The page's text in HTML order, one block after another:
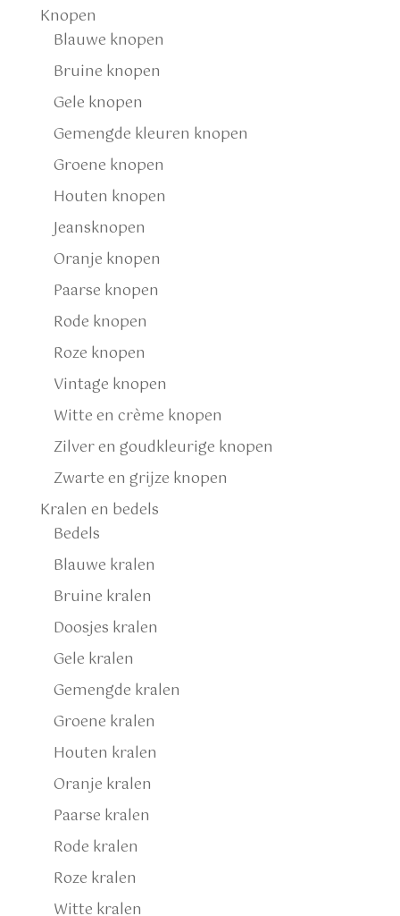
Knopen
Blauwe knopen
Bruine knopen
Gele knopen
Gemengde kleuren knopen
Groene knopen
Houten knopen
Jeansknopen
Oranje knopen
Paarse knopen
Rode knopen
Roze knopen
Vintage knopen
Witte en crème knopen
Zilver en goudkleurige knopen
Zwarte en grijze knopen
Kralen en bedels
Bedels
Blauwe kralen
Bruine kralen
Doosjes kralen
Gele kralen
Gemengde kralen
Groene kralen
Houten kralen
Oranje kralen
Paarse kralen
Rode kralen
Roze kralen
Witte kralen